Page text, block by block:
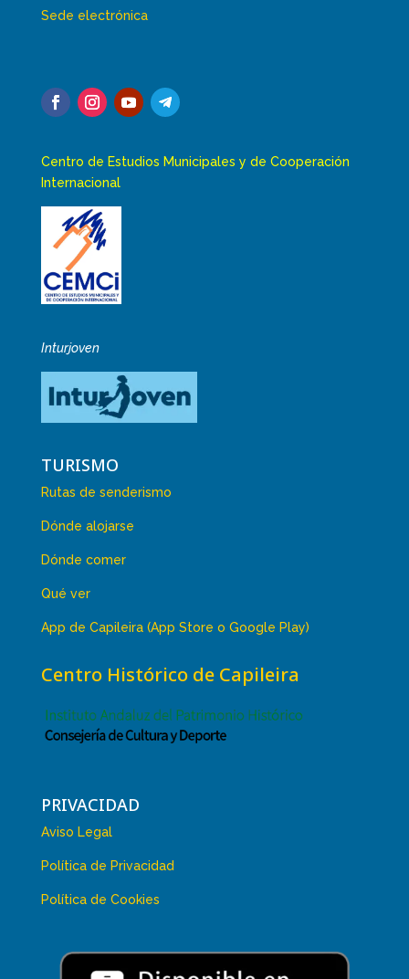
Sede electrónica
Centro de Estudios Municipales y de Cooperación
Internacional
Inturjoven
TURISMO
Rutas de senderismo
Dónde alojarse
Dónde comer
Qué ver
App de Capileira (App Store o Google Play)
Centro Histórico de Capileira
PRIVACIDAD
Aviso Legal
Política de Privacidad
Política de Cookies